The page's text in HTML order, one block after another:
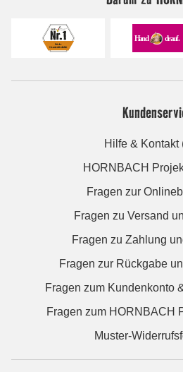
Hilfe & Kontakt
HORNBACH
Fragen zur
Fragen zu Versand
Fragen zu Zahlung
Fragen zur Rückgabe
Fragen zum Kundenkonto
Fragen zum HORNBACH
Muster-